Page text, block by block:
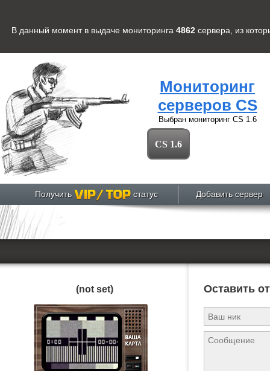
В данный момент в выдаче мониторинга 4862 сервера , из
Мониторинг
серверов CS
Выбран мониторинг CS 1.6
CS 1.6
Получить статус Добавить сервер
(not set) Оставить